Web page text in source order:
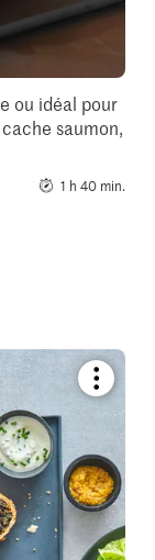
ou idéal pour
saumon,
1 h 40 min.
recipe
or
it
to
your